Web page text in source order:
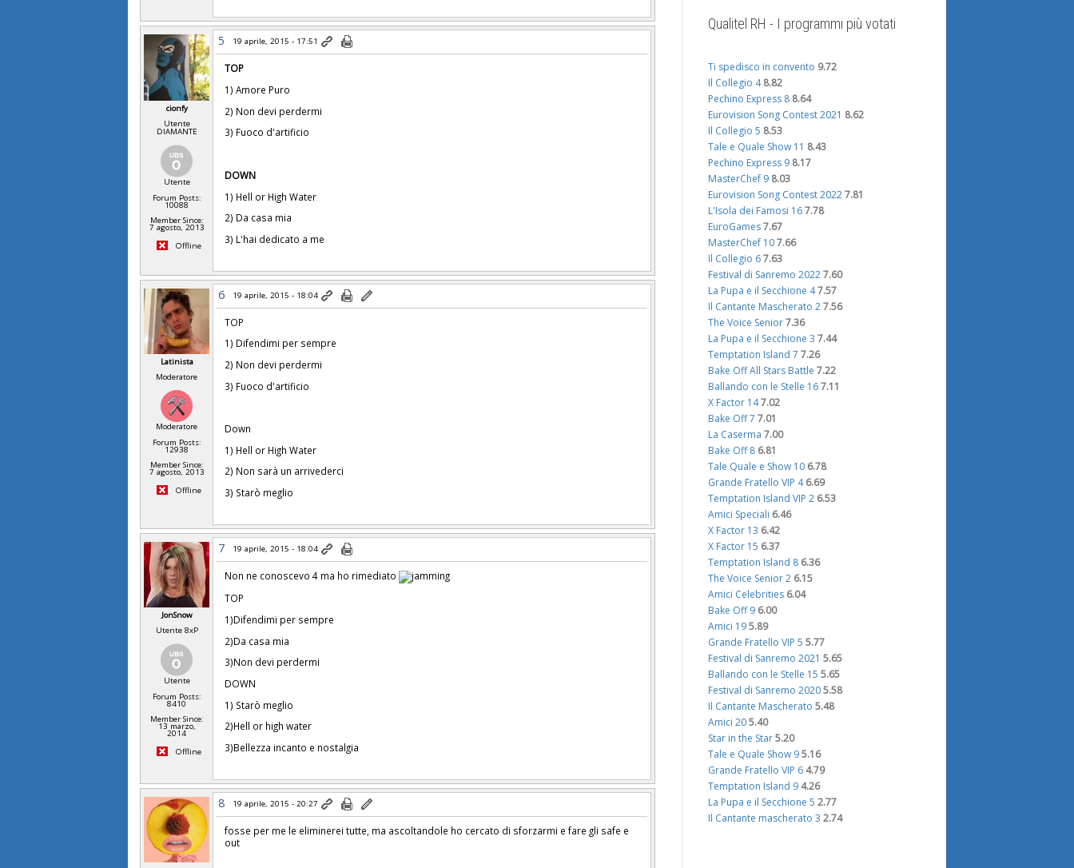
cionfy
Utente
DIAMANTE
Utente
Forum Posts:
10088
Member Since:
7 agosto, 2013
Offline
5 19 aprile, 2015 - 17:51
TOP
1) Amore Puro
2) Non devi perdermi
3) Fuoco d'artificio
DOWN
1) Hell or High Water
2) Da casa mia
3) L'hai dedicato a me
Latinista
Moderatore
Moderatore
Forum Posts:
12938
Member Since:
7 agosto, 2013
Offline
6 19 aprile, 2015 - 18:04
TOP
1) Difendimi per sempre
2) Non devi perdermi
3) Fuoco d'artificio
Down
1) Hell or High Water
2) Non sarà un arrivederci
3) Starò meglio
JonSnow
Utente 8xP
Utente
Forum Posts:
8410
Member Since:
13 marzo,
2014
Offline
7 19 aprile, 2015 - 18:04
Non ne conoscevo 4 ma ho rimediato
TOP
1)Difendimi per sempre
2)Da casa mia
3)Non devi perdermi
DOWN
1) Starò meglio
2)Hell or high water
3)Bellezza incanto e nostalgia
8 19 aprile, 2015 - 20:27
fosse per me le eliminerei tutte, ma ascoltandole ho cercato di sforzarmi e fare gli safe e
out
Qualitel RH - I programmi più votati
Ti spedisco in convento 9.72
Il Collegio 4 8.82
Pechino Express 8 8.64
Eurovision Song Contest 2021 8.62
Il Collegio 5 8.53
Tale e Quale Show 11 8.43
Pechino Express 9 8.17
MasterChef 9 8.03
Eurovision Song Contest 2022 7.81
L'Isola dei Famosi 16 7.78
EuroGames 7.67
MasterChef 10 7.66
Il Collegio 6 7.63
Festival di Sanremo 2022 7.60
La Pupa e il Secchione 47.57
Il Cantante Mascherato 2 7.56
The Voice Senior 7.36
La Pupa e il Secchione 3 7.44
Temptation Island 7 7.26
Bake Off All Stars Battle 7.22
Ballando con le Stelle 16 7.11
X Factor 147.02
Bake Off 7 7.01
La Caserma 7.00
Bake Off 8 6.81
Tale Quale e Show 10 6.78
Grande Fratello VIP 4 6.69
Temptation Island VIP 2 6.53
Amici Speciali 6.46
X Factor 13 6.42
X Factor 15 6.37
Temptation Island 8 6.36
The Voice Senior 2 6.15
Amici Celebrities 6.04
Bake Off 9 6.00
Amici 19 5.89
Grande Fratello VIP 5 5.77
Festival di Sanremo 2021 5.65
Ballando con le Stelle 15 5.65
Festival di Sanremo 2020 5.58
Il Cantante Mascherato 5.48
Amici 20 5.40
Star in the Star 5.20
Tale e Quale Show 9 5.16
Grande Fratello VIP 6 4.79
Temptation Island 9 4.26
La Pupa e il Secchione 5 2.77
Il Cantante mascherato 3 2.74